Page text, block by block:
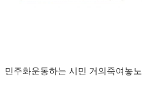
민주화운동하는 시민 거의죽여놓노